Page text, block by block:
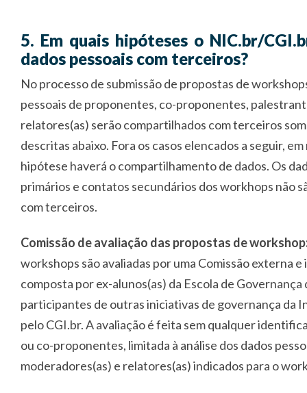
5. Em quais hipóteses o NIC.br/
dados pessoais com terceiros?
No processo de submissão de propostas de
pessoais de proponentes, co-proponentes,
relatores(as) serão compartilhados com terceiros
descritas abaixo. Fora os casos elencados a seguir,
hipótese haverá o compartilhamento de dados. Os
primários e contatos secundários dos workhops não
com terceiros.
Comissão de avaliação das propostas de
workshops são avaliadas por uma Comissão externa
composta por ex-alunos(as) da Escola de
participantes de outras iniciativas de governança da
pelo CGI.br. A avaliação é feita sem qualquer
ou co-proponentes, limitada à análise dos dados
moderadores(as) e relatores(as) indicados para o